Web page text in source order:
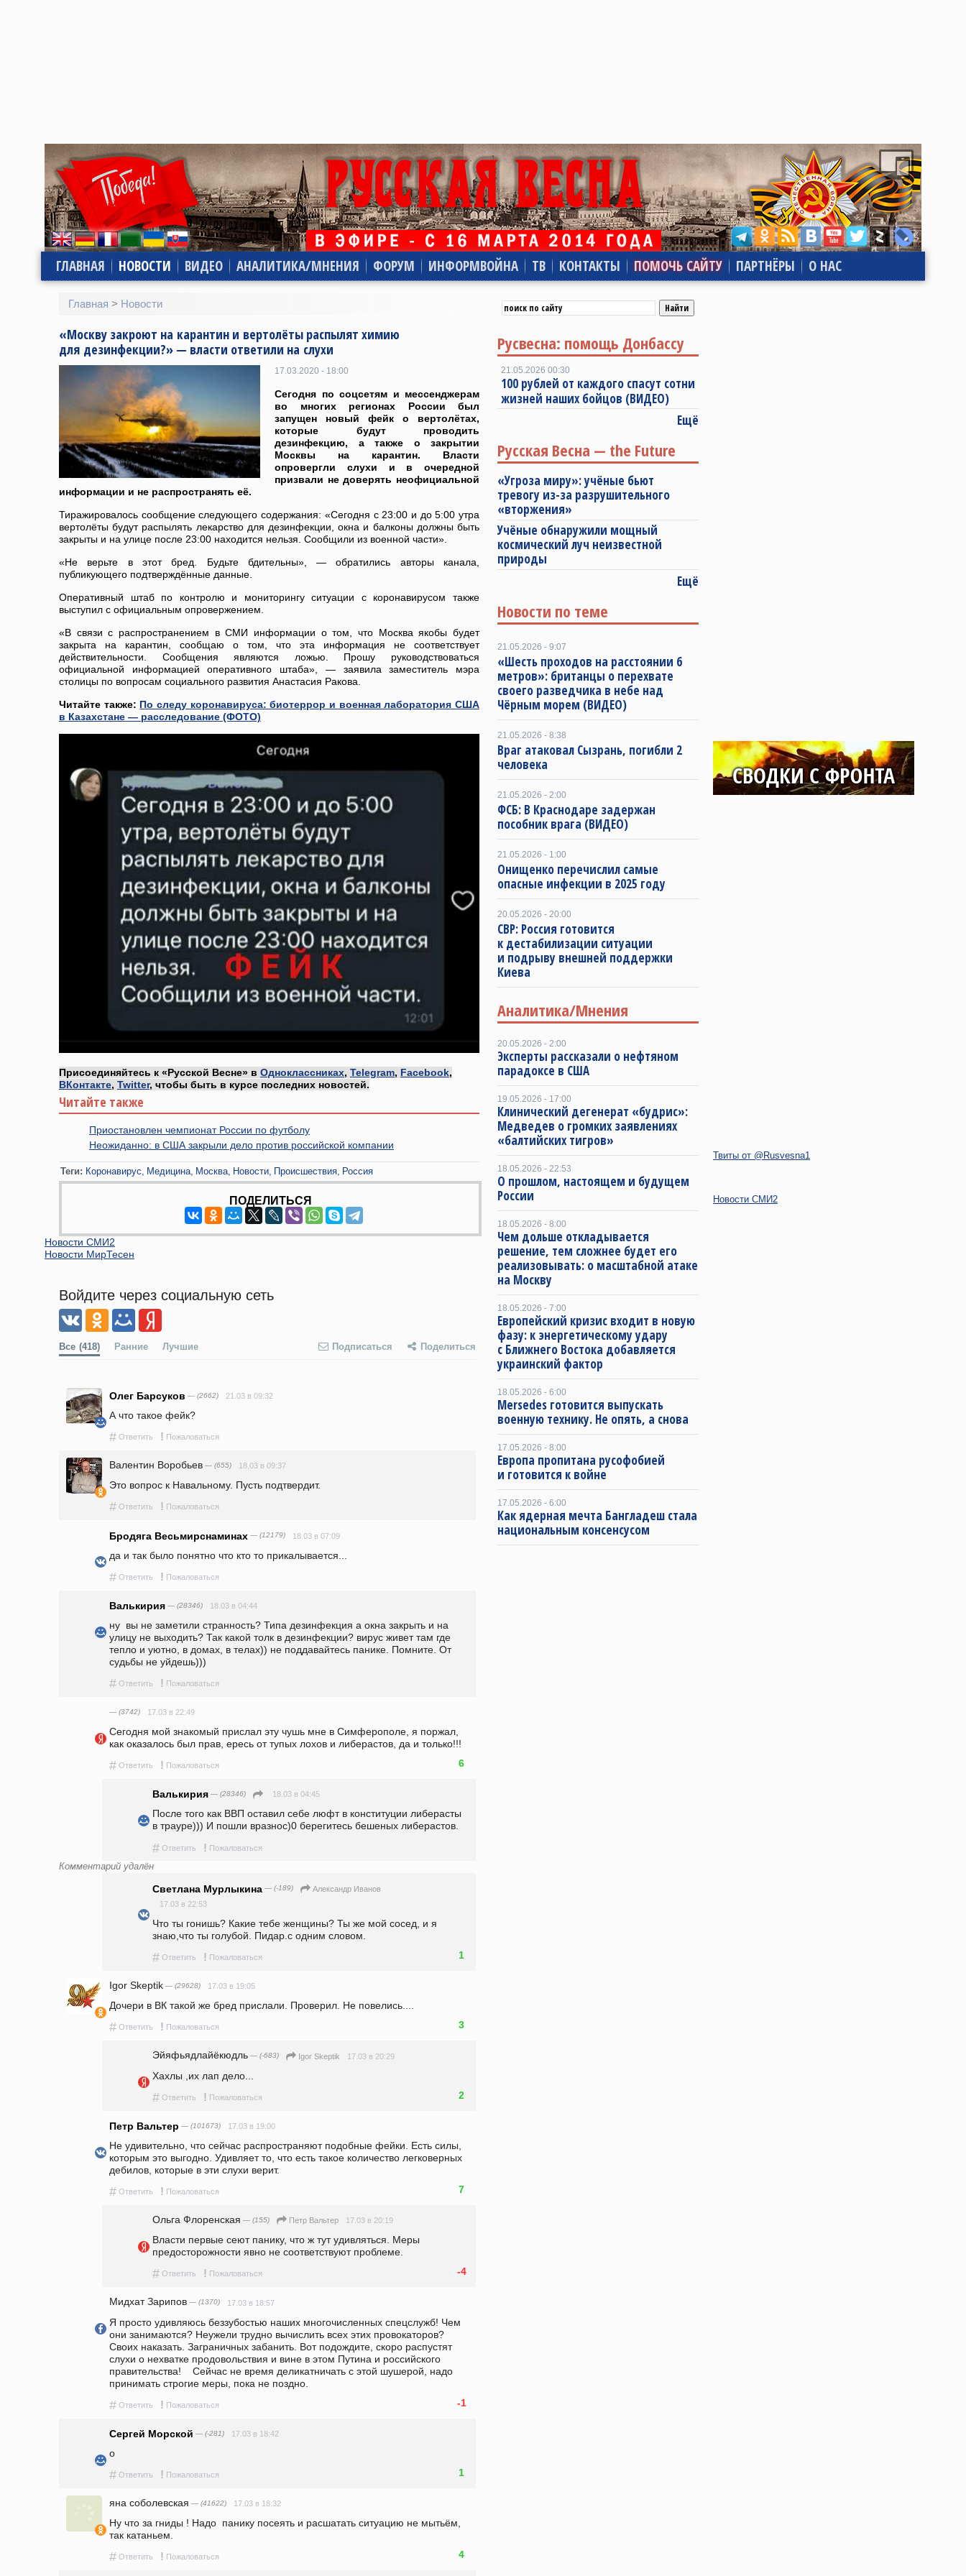
ГЛАВНАЯ НОВОСТИ ВИДЕО АНАЛИТИКА/МНЕНИЯ ФОРУМ ИНФОРМВОЙНА ТВ КОНТАКТЫ ПОМОЧЬ САЙТУ ПАРТНЁРЫ О НАС
Главная > Новости
«Москву закроют на карантин и вертолёты распылят химию
для дезинфекции?» — власти ответили на слухи
17.03.2020 - 18:00
Сегодня по соцсетям и мессенджерам
во многих регионах России был
запущен новый фейк о вертолётах,
которые будут проводить
дезинфекцию, а также о закрытии
Москвы на карантин. Власти
опровергли слухи и в очередной
призвали не доверять неофициальной
информации и не распространять её.
Тиражировалось сообщение следующего содержания: «Сегодня с 23:00 и до 5:00 утра
вертолёты будут распылять лекарство для дезинфекции, окна и балконы должны быть
закрыты и на улице после 23:00 находится нельзя. Сообщили из военной части».
«Не верьте в этот бред. Будьте бдительны», — обратились авторы канала,
публикующего подтверждённые данные.
Оперативный штаб по контролю и мониторингу ситуации с коронавирусом также
выступил с официальным опровержением.
«В связи с распространением в СМИ информации о том, что Москва якобы будет
закрыта на карантин, сообщаю о том, что эта информация не соответствует
действительности. Сообщения являются ложью. Прошу руководствоваться
официальной информацией оперативного штаба», — заявила заместитель мэра
столицы по вопросам социального развития Анастасия Ракова.
Читайте также: По следу коронавируса: биотеррор и военная лаборатория США
в Казахстане — расследование (ФОТО)
Присоединяйтесь к «Русской Весне» в Одноклассниках, Telegram, Facebook,
ВКонтакте, Twitter, чтобы быть в курсе последних новостей.
Читайте также
Приостановлен чемпионат России по футболу
Неожиданно: в США закрыли дело против российской компании
Теги: Коронавирус Медицина Москва Новости Происшествия Россия
ПОДЕЛИТЬСЯ
Новости СМИ2
Новости МирТесен
Войдите через социальную сеть
Все (418) Ранние Лучшие Подписаться Поделиться
Олег Барсуков — (2662) 21.03 в 09:32
А что такое фейк?
# Ответить ! Пожаловаться
Валентин Воробьев — (655) 18.03 в 09:37
Это вопрос к Навальному. Пусть подтвердит.
# Ответить ! Пожаловаться
Бродяга Весьмирснаминах — (12179) 18.03 в 07:09
да и так было понятно что кто то прикалывается...
# Ответить ! Пожаловаться
Валькирия — (28346) 18.03 в 04:44
ну  вы не заметили странность? Типа дезинфекция а окна закрыть и на
улицу не выходить? Так какой толк в дезинфекции? вирус живет там где
тепло и уютно, в домах, в телах)) не поддавайтесь панике. Помните. От
судьбы не уйдешь)))
# Ответить ! Пожаловаться
— (3742) 17.03 в 22:49
Сегодня мой знакомый прислал эту чушь мне в Симферополе, я поржал,
как оказалось был прав, ересь от тупых лохов и либерастов, да и только!!!
# Ответить ! Пожаловаться 6
Валькирия — (28346) 18.03 в 04:45
После того как ВВП оставил себе люфт в конституции либерасты
в трауре))) И пошли вразнос)0 берегитесь бешеных либерастов.
# Ответить ! Пожаловаться
Комментарий удалён
Светлана Мурлыкина — (-189)
Александр Иванов
17.03 в 22:53
Что ты гонишь? Какие тебе женщины? Ты же мой сосед, и я
знаю,что ты голубой. Пидар.с одним словом.
# Ответить ! Пожаловаться 1
Igor Skeptik — (29628) 17.03 в 19:05
Дочери в ВК такой же бред прислали. Проверил. Не повелись....
# Ответить ! Пожаловаться 3
Эйяфьядлайёкюдль — (-683) Igor Skeptik 17.03 в 20:29
Хахлы ,их лап дело...
# Ответить ! Пожаловаться 2
Петр Вальтер — (101673) 17.03 в 19:00
Не удивительно, что сейчас распространяют подобные фейки. Есть силы,
которым это выгодно. Удивляет то, что есть такое количество легковерных
дебилов, которые в эти слухи верит.
# Ответить ! Пожаловаться 7
Ольга Флоренская — (155) Петр Вальтер 17.03 в 20:19
Власти первые сеют панику, что ж тут удивляться. Меры
предосторожности явно не соответствуют проблеме.
# Ответить ! Пожаловаться -4
Мидхат Зарипов — (1370) 17.03 в 18:57
Я просто удивляюсь беззубостью наших многочисленных спецслужб! Чем
они занимаются? Неужели трудно вычислить всех этих провокаторов?
Своих наказать. Заграничных забанить. Вот подождите, скоро распустят
слухи о нехватке продовольствия и вине в этом Путина и российского
правительства!    Сейчас не время деликатничать с этой шушерой, надо
принимать строгие меры, пока не поздно.
# Ответить ! Пожаловаться -1
Сергей Морской — (-281) 17.03 в 18:42
о
# Ответить ! Пожаловаться 1
яна соболевская — (41622) 17.03 в 18:32
Ну что за гниды ! Надо  панику посеять и расшатать ситуацию не мытьём,
так катаньем.
# Ответить ! Пожаловаться 4
Русвесна: помощь Донбассу
21.05.2026 00:30
100 рублей от каждого спасут сотни
жизней наших бойцов (ВИДЕО)
Ещё
Русская Весна — the Future
«Угроза миру»: учёные бьют
тревогу из-за разрушительного
«вторжения»
Учёные обнаружили мощный
космический луч неизвестной
природы
Ещё
Новости по теме
21.05.2026 - 9:07
«Шесть проходов на расстоянии 6
метров»: британцы о перехвате
своего разведчика в небе над
Чёрным морем (ВИДЕО)
21.05.2026 - 8:38
Враг атаковал Сызрань, погибли 2
человека
21.05.2026 - 2:00
ФСБ: В Краснодаре задержан
пособник врага (ВИДЕО)
21.05.2026 - 1:00
Онищенко перечислил самые
опасные инфекции в 2025 году
20.05.2026 - 20:00
СВР: Россия готовится
к дестабилизации ситуации
и подрыву внешней поддержки
Киева
Аналитика/Мнения
20.05.2026 - 2:00
Эксперты рассказали о нефтяном
парадоксе в США
19.05.2026 - 17:00
Клинический дегенерат «будрис»:
Медведев о громких заявлениях
«балтийских тигров»
18.05.2026 - 22:53
О прошлом, настоящем и будущем
России
18.05.2026 - 8:00
Чем дольше откладывается
решение, тем сложнее будет его
реализовывать: о масштабной атаке
на Москву
18.05.2026 - 7:00
Европейский кризис входит в новую
фазу: к энергетическому удару
с Ближнего Востока добавляется
украинский фактор
18.05.2026 - 6:00
Mersedes готовится выпускать
военную технику. Не опять, а снова
17.05.2026 - 8:00
Европа пропитана русофобией
и готовится к войне
17.05.2026 - 6:00
Как ядерная мечта Бангладеш стала
национальным консенсусом
Твиты от @Rusvesna1
Новости СМИ2